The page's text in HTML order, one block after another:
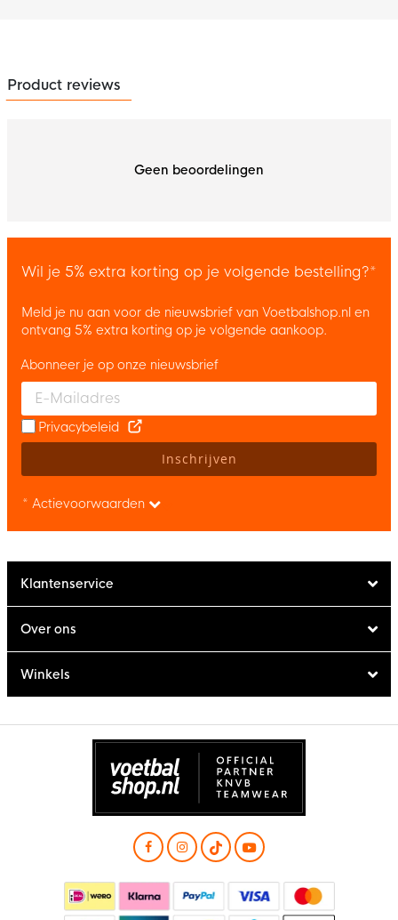
Product reviews
Geen beoordelingen
Wil je 5% extra korting op je volgende bestelling?*
Meld je nu aan voor de nieuwsbrief van Voetbalshop.nl en
ontvang 5% extra korting op je volgende aankoop.
Enter your email and accept the privacy policy to subscribe to
Abonneer je op onze nieuwsbrief
Privacybeleid
Inschrijven
* Actievoorwaarden
Klantenservice
Over ons
Winkels